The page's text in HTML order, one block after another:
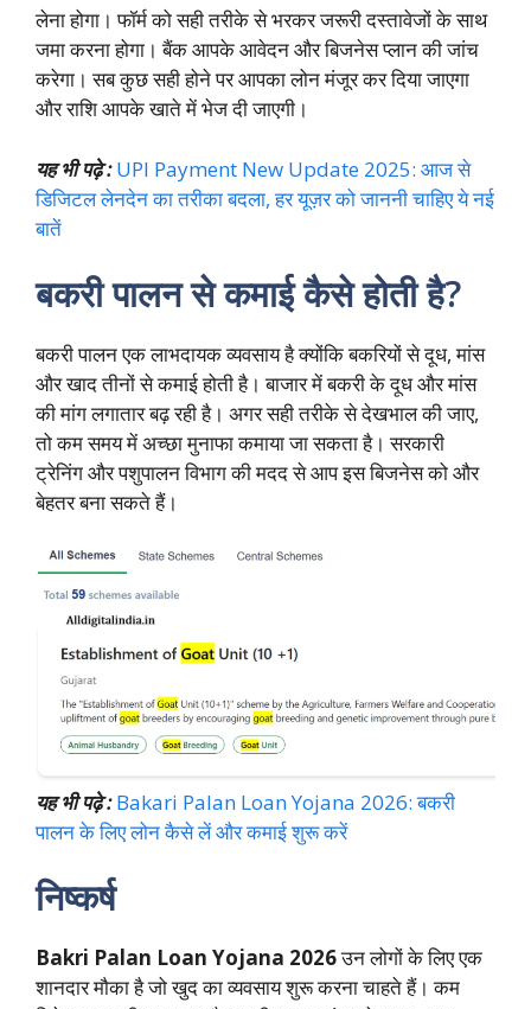
लेना होगा। फॉर्म को सही तरीके से भरकर जरूरी दस्तावेजों के साथ
जमा करना होगा। बैंक आपके आवेदन और बिजनेस प्लान की जांच
करेगा। सब कुछ सही होने पर आपका लोन मंजूर कर दिया जाएगा
और राशि आपके खाते में भेज दी जाएगी।
यह भी पढ़े : UPI Payment New Update 2025: आज से
डिजिटल लेनदेन का तरीका बदला, हर यूज़र को जाननी चाहिए ये नई
बातें
बकरी पालन से कमाई कैसे होती है?
बकरी पालन एक लाभदायक व्यवसाय है क्योंकि बकरियों से दूध, मांस
और खाद तीनों से कमाई होती है। बाजार में बकरी के दूध और मांस
की मांग लगातार बढ़ रही है। अगर सही तरीके से देखभाल की जाए,
तो कम समय में अच्छा मुनाफा कमाया जा सकता है। सरकारी
ट्रेनिंग और पशुपालन विभाग की मदद से आप इस बिजनेस को और
बेहतर बना सकते हैं।
यह भी पढ़े : Bakari Palan Loan Yojana 2026: बकरी
पालन के लिए लोन कैसे लें और कमाई शुरू करें
निष्कर्ष
Bakri Palan Loan Yojana 2026उन लोगों के लिए एक
शानदार मौका है जो खुद का व्यवसाय शुरू करना चाहते हैं। कम